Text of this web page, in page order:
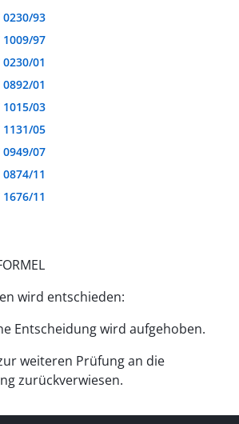
0230/93
1009/97
0230/01
0892/01
1015/03
1131/05
0949/07
0874/11
1676/11
wird entschieden:
Entscheidung wird aufgehoben.
weiteren Prüfung an die
zurückverwiesen.